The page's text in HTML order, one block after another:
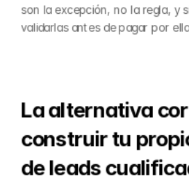
son la excepción, no la regla, y
validarlas antes de pagar por
La alternativa
construir tu
de leads